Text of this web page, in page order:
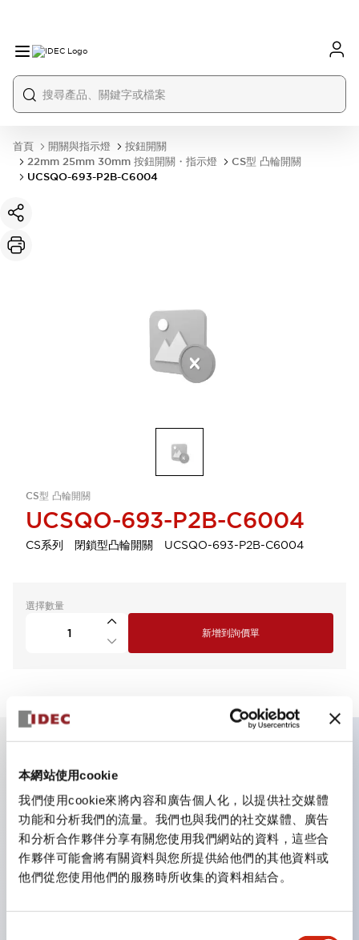
本網站使用cookie
我們使用cookie來將內容和廣告個人化，以提供社交媒體
功能和分析我們的流量。我們也與我們的社交媒體、廣告
和分析合作夥伴分享有關您使用我們網站的資料，這些合
作夥伴可能會將有關資料與您所提供給他們的其他資料或
他們從您使用他們的服務時所收集的資料相結合。
首頁 開關與指示燈
按鈕開關
22mm 25mm 30mm 按鈕開關・指示燈
CS型 凸輪開關
UCSQO-693-P2B-C6004
CS型 凸輪開關
UCSQO-693-P2B-C6004
CS系列 閉鎖型凸輪開關 UCSQO-693-P2B-C6004
選擇數量
新增到詢價單
主要特點
CS型凸輪開關是方便用於設備的開關和切換，適用範圍廣
泛的操作開關器。
提供72種標準迴路
透過6種形式與接點模組段數的組合，可實現各種接點構
造。